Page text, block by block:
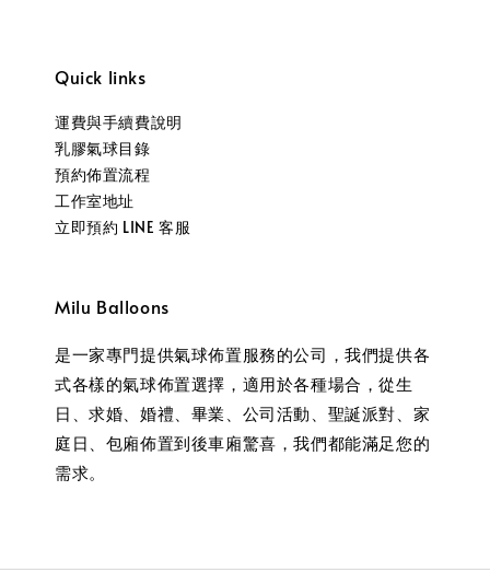
Quick links
運費與手續費說明
乳膠氣球目錄
預約佈置流程
工作室地址
立即預約 LINE 客服
Milu Balloons
是一家專門提供氣球佈置服務的公司，我們提供各
式各樣的氣球佈置選擇，適用於各種場合，從生
日、求婚、婚禮、畢業、公司活動、聖誕派對、家
庭日、包廂佈置到後車廂驚喜，我們都能滿足您的
需求。